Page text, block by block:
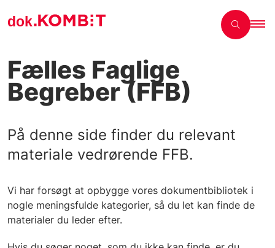
Fælles Faglige
Begreber (FFB)
På denne side finder du relevant
materiale vedrørende FFB.
Vi har forsøgt at opbygge vores dokumentbibliotek i
nogle meningsfulde kategorier, så du let kan finde de
materialer du leder efter.